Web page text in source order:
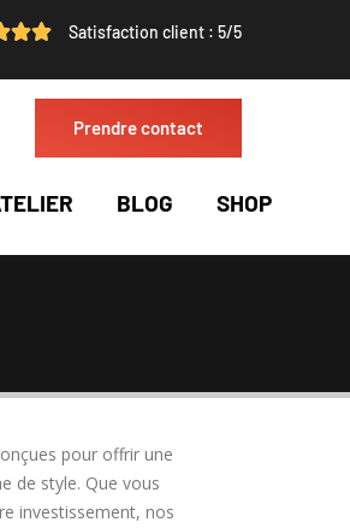
Satisfaction client : 5/5
Prendre contact
BLOG SHOP
pour offrir une
de style. Que vous
investissement, nos